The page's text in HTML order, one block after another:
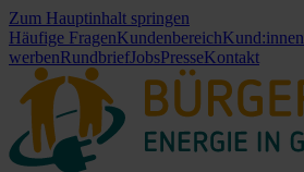
Zum Hauptinhalt springen
Häufige FragenKundenbereichKund:innen
werbenRundbriefJobsPresseKontakt